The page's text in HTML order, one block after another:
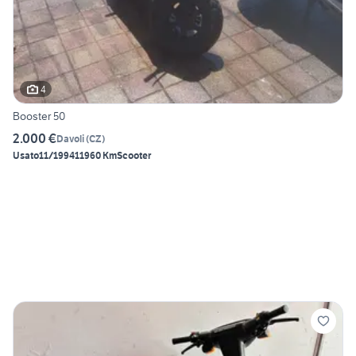
4
Booster 50
2.000 €Davoli(CZ)
Usato11/199411960 KmScooter